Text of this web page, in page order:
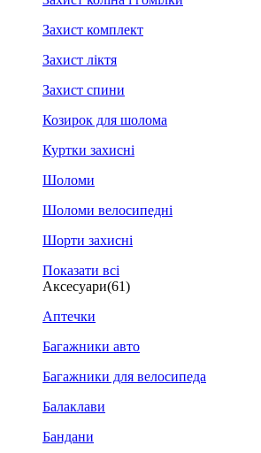
Захист комплект
Захист ліктя
Захист спини
Козирок для шолома
Куртки захисні
Шоломи
Шоломи велосипедні
Шорти захисні
Показати всі
Аксесуари(61)
Аптечки
Багажники авто
Багажники для велосипеда
Балаклави
Бандани